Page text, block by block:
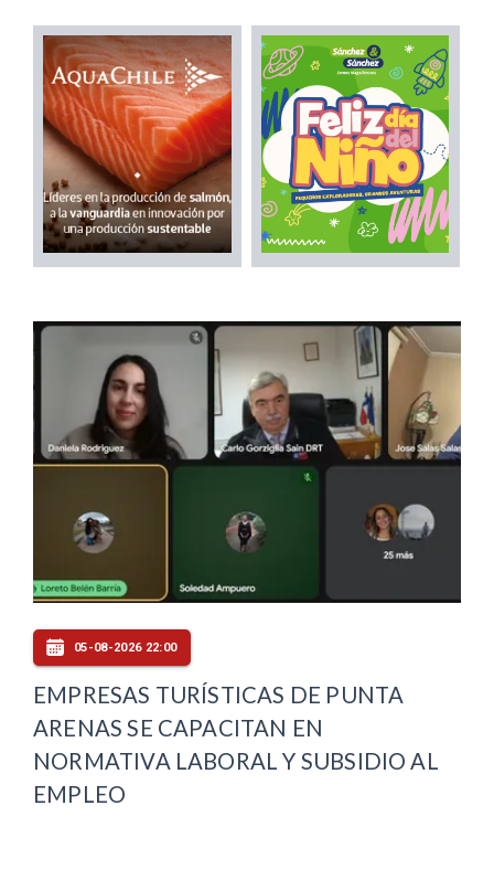
05-08-2026 22:00
EMPRESAS TURÍSTICAS DE PUNTA
ARENAS SE CAPACITAN EN
NORMATIVA LABORAL Y SUBSIDIO AL
EMPLEO